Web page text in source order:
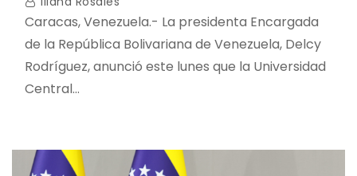
Caracas, Venezuela.- La presidenta Encargada
de la República Bolivariana de Venezuela, Delcy
Rodríguez, anunció este lunes que la Universidad
Central…